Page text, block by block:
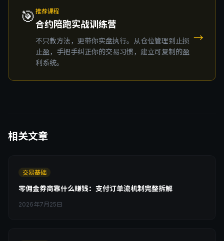
🎯 推荐课程
合约陪跑实战训练营
不只教方法，更带你实盘执行。从仓位管理到止损
止盈，手把手纠正你的交易习惯，建立可复制的盈
利系统。
→
相关文章
交易基础
零佣金券商靠什么赚钱：支付订单流机制完整拆解
2026年7月25日